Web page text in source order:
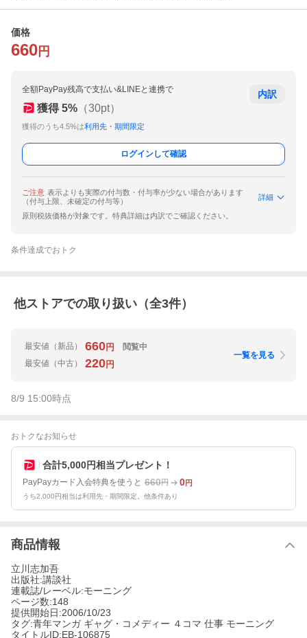
価格
660 円
全額PayPay残高で支払い&LINEと連携で
獲得 5% （30pt）
獲得のうち4.5%は利用先・期間限定
内訳
ログインして確認
ご注意 表示よりも実際の付与数・付与率が少ない場合があります
（付与上限、未確定の付与等）
詳細
原則税抜価格が対象です。特典詳細は内訳でご確認ください。
条件達成でおトク
他ストアでの取り扱い（全3件）
最安値 （新品） 660円
閲覧中
最安値 （中古） 220円
一覧を見る
8/9 15:00時点
おトクなお知らせ
合計5,000円相当プレゼント！
PayPayカード入会特典を使うと 660円 0円
うち2,000円相当は利用先・期間限定。他条件あり
商品情報
立川志加吾
出版社:講談社
連載誌/レーベル:モーニング
ページ数:148
提供開始日:2006/10/23
タグ:青年マンガ ギャグ・コメディー ４コマ 仕事 モーニング
タイトルID:EB-106875